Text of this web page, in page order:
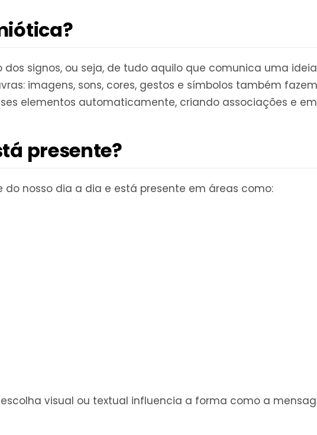
dos signos, ou seja, de tudo aquilo que comunica uma
imagens, sons, cores, gestos e símbolos também
elementos automaticamente, criando associações e
presente?
do nosso dia a dia e está presente em áreas como:
visual ou textual influencia a forma como a